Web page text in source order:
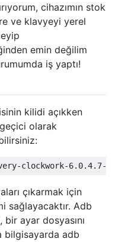
cihazımın stok
ve klavyeyi yerel
emin değilim
iş yaptı!
kilidi açıkken
olarak
çıkarmak için
sağlayacaktır. Adb
ayar dosyasını
bilgisayarda adb